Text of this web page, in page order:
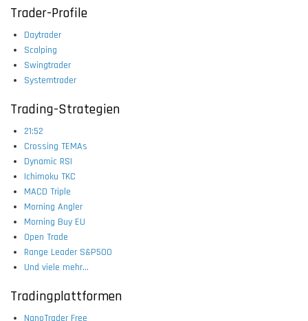
Trader-Profile
Daytrader
Scalping
Swingtrader
Systemtrader
Trading-Strategien
21:52
Crossing TEMAs
Dynamic RSI
Ichimoku TKC
MACD Triple
Morning Angler
Morning Buy EU
Open Trade
Range Leader S&P500
Und viele mehr...
Tradingplattformen
NanoTrader Free